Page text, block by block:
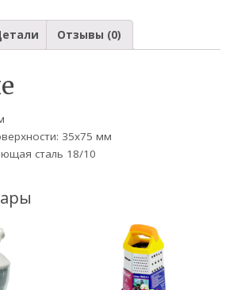
Отзывы (0)
35х75 мм
сталь 18/10